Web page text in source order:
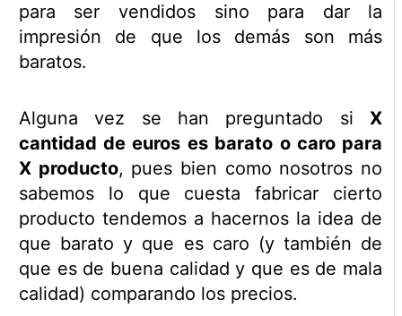
para ser vendidos sino para dar la
impresión de que los demás son más
baratos.
Alguna vez se han preguntado siX
cantidad de euros es barato o caro para
X producto, pues bien como nosotros no
sabemos lo que cuesta fabricar cierto
producto tendemos a hacernos la idea de
que barato y que es caro (y también de
que es de buena calidad y que es de mala
calidad) comparando los precios.